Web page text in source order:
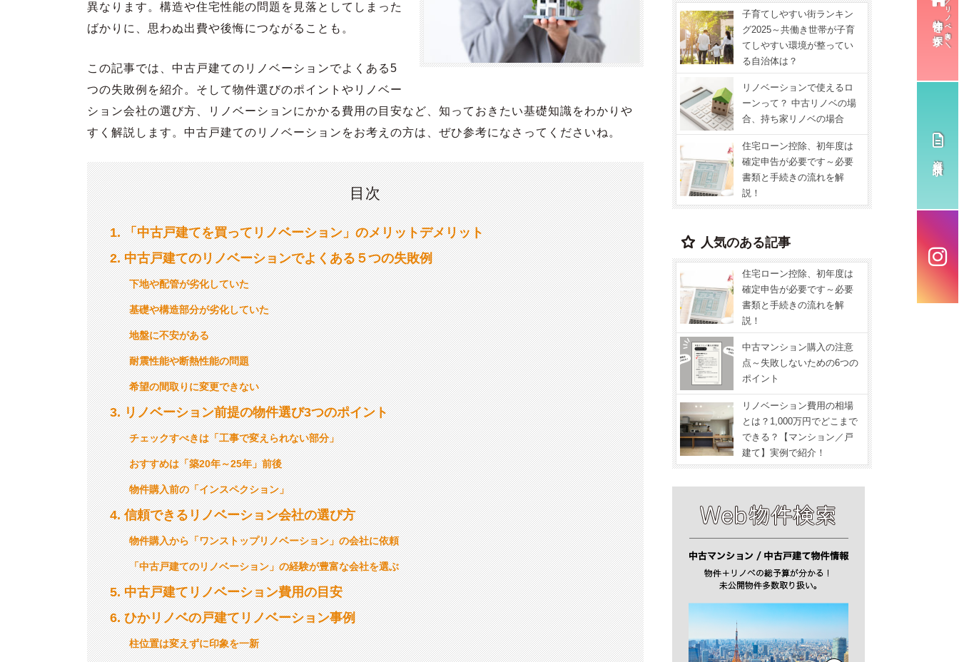
異なります。構造や住宅性能の問題を見落としてしまった
ばかりに、思わぬ出費や後悔につながることも。
この記事では、中古戸建てのリノベーションでよくある5
つの失敗例を紹介。そして物件選びのポイントやリノベー
ション会社の選び方、リノベーションにかかる費用の目安など、知っておきたい基礎知識をわかりや
すく解説します。中古戸建てのリノベーションをお考えの方は、ぜひ参考になさってくださいね。
目次
1 「中古戸建てを買ってリノベーション」のメリットデメリット
2 中古戸建てのリノベーションでよくある５つの失敗例
下地や配管が劣化していた
基礎や構造部分が劣化していた
地盤に不安がある
耐震性能や断熱性能の問題
希望の間取りに変更できない
3 リノベーション前提の物件選び3つのポイント
チェックすべきは「工事で変えられない部分」
おすすめは「築20年～25年」前後
物件購入前の「インスペクション」
4 信頼できるリノベーション会社の選び方
物件購入から「ワンストップリノベーション」の会社に依頼
「中古戸建てのリノベーション」の経験が豊富な会社を選ぶ
5 中古戸建てリノベーション費用の目安
6 ひかリノベの戸建てリノベーション事例
柱位置は変えずに印象を一新
子育てしやすい街ランキン
グ2025～共働き世帯が子育
てしやすい環境が整ってい
る自治体は？
リノベーションで使えるロ
ーンって？ 中古リノベの場
合、持ち家リノベの場合
住宅ローン控除、初年度は
確定申告が必要です～必要
書類と手続きの流れを解
説！
人気のある記事
住宅ローン控除、初年度は
確定申告が必要です～必要
書類と手続きの流れを解
説！
中古マンション購入の注意
点～失敗しないための6つの
ポイント
リノベーション費用の相場
とは？1,000万円でどこまで
できる？【マンション／戸
建て】実例で紹介！
物件を探す